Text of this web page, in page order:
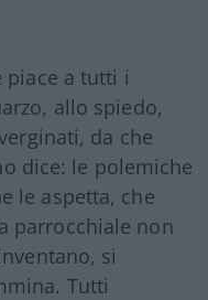
piace a tutti i
allo spiedo,
da che
dice: le polemiche
le aspetta, che
parrocchiale non
si
Tutti